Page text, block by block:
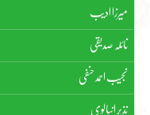
میرزا ادیب
نائلہ صدیقی
نجیب احمد حنفی
نذیر انبالوی